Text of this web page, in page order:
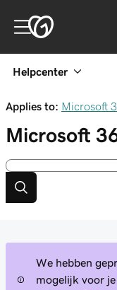
Helpcenter
Applies to: Microsoft
Microsoft
We hebben
mogelijk voor je